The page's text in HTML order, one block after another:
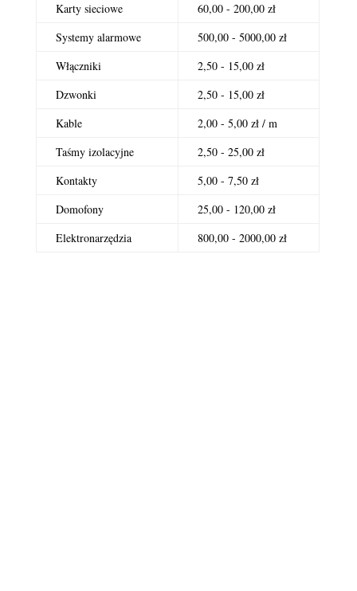
Karty sieciowe
60,00 - 200,00 zł
Systemy alarmowe
500,00 - 5000,00 zł
Włączniki
2,50 - 15,00 zł
Dzwonki
2,50 - 15,00 zł
Kable
2,00 - 5,00 zł / m
Taśmy izolacyjne
2,50 - 25,00 zł
Kontakty
5,00 - 7,50 zł
Domofony
25,00 - 120,00 zł
Elektronarzędzia
800,00 - 2000,00 zł